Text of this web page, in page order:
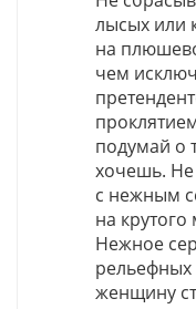
лысых или
на
чем
подумай о
хочешь. Не
с нежным
на
Нежное
женщину